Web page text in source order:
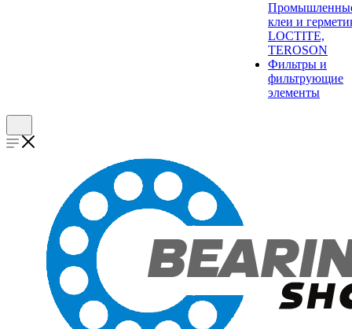
клеи и
LOCTITE,
TEROSON
Фильтры и
фильтрующие
элементы